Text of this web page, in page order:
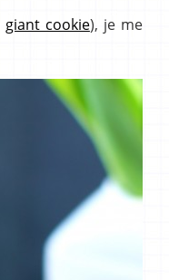
giant cookie), je me